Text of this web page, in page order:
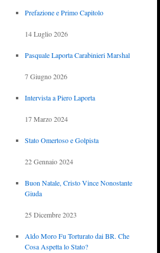
Prefazione e Primo Capitolo
14 Luglio 2026
Pasquale Laporta Carabinieri Marshal
7 Giugno 2026
Intervista a Piero Laporta
17 Marzo 2024
Stato Omertoso e Golpista
22 Gennaio 2024
Buon Natale, Cristo Vince Nonostante
Giuda
25 Dicembre 2023
Aldo Moro Fu Torturato dai BR. Che
Cosa Aspetta lo Stato?